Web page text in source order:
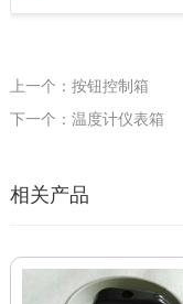
上一个：按钮控制箱
下一个：温度计仪表箱
相关产品